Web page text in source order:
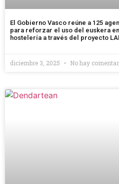
El Gobierno Vasco reúne a 125
para reforzar el uso del euskera
hostelería a través del proyecto
diciembre 3, 2025 No hay